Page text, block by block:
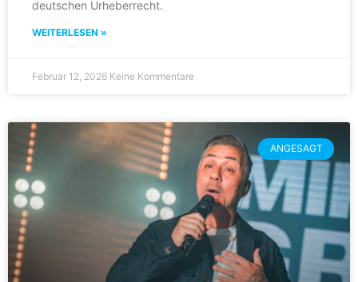
deutschen Urheberrecht.
WEITERLESEN »
Februar 12, 2026 Keine Kommentare
ANGESAGT